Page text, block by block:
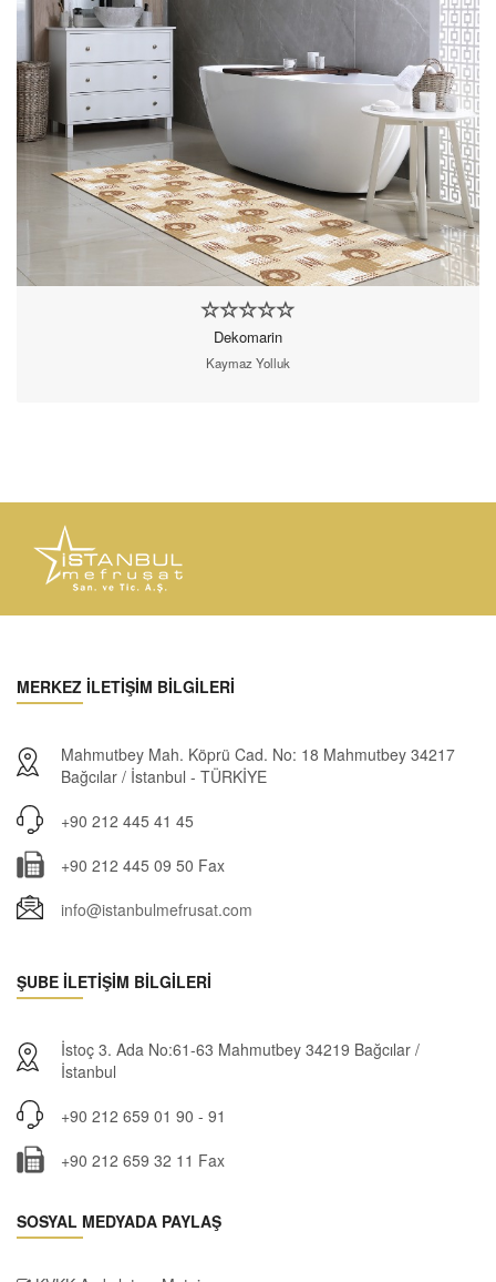
Dekomarin
Kaymaz Yolluk
MERKEZ İLETİŞİM BİLGİLERİ
Mahmutbey Mah. Köprü Cad. No: 18 Mahmutbey 34217
Bağcılar / İstanbul - TÜRKİYE
+90 212 445 41 45
+90 212 445 09 50 Fax
info@istanbulmefrusat.com
ŞUBE İLETİŞİM BİLGİLERİ
İstoç 3. Ada No:61-63 Mahmutbey 34219 Bağcılar /
İstanbul
+90 212 659 01 90 - 91
+90 212 659 32 11 Fax
SOSYAL MEDYADA PAYLAŞ